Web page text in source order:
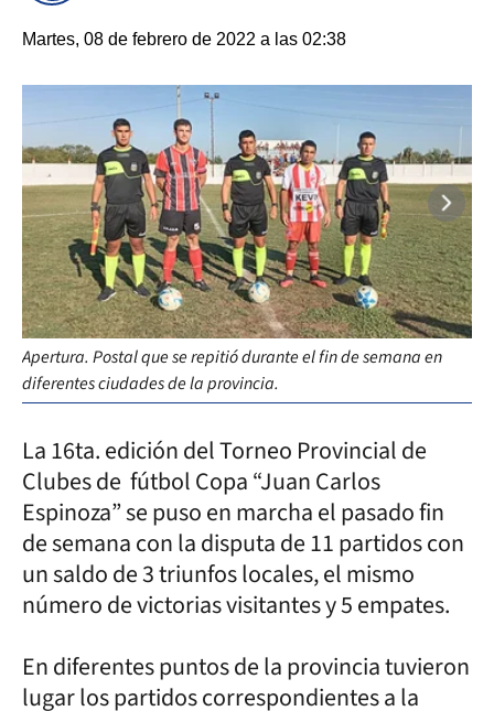
Martes, 08 de febrero de 2022 a las 02:38
Apertura. Postal que se repitió durante el fin de semana en
diferentes ciudades de la provincia.
La 16ta. edición del Torneo Provincial de
Clubes de fútbol Copa “Juan Carlos
Espinoza” se puso en marcha el pasado fin
de semana con la disputa de 11 partidos con
un saldo de 3 triunfos locales, el mismo
número de victorias visitantes y 5 empates.
En diferentes puntos de la provincia tuvieron
lugar los partidos correspondientes a la